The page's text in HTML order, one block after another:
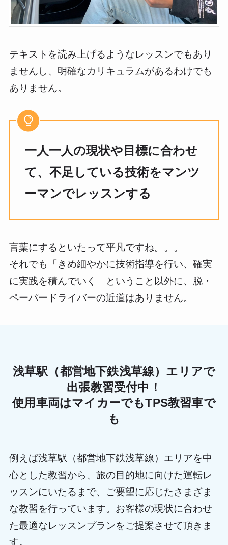
テキストを読み上げるようなレッスンでもあり
ませんし、明確なカリキュラムがあるわけでも
ありません。
一人一人の現状や目標に合わせ
て、不足している技術をマンツ
ーマンでレッスンする
言葉にするといたって平凡ですね。。。
それでも「きめ細やかに技術指導を行い、確実
に実践を積んでいく」ということ以外に、脱・
ペーパードライバーの近道はありません。
浅草駅（都営地下鉄浅草線）エリアで
出張教習受付中！
使用車両はマイカーでもTPS教習車で
も
例えば浅草駅（都営地下鉄浅草線）エリアを中
心とした教習から、旅の目的地に向けた運転レ
ッスンにいたるまで、ご要望に応じたさまざま
な教習を行っています。お客様の現状に合わせ
た最適なレッスンプランをご提案させて頂きま
す。